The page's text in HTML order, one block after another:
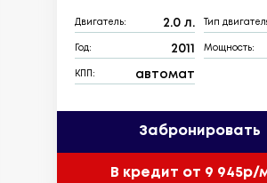
Двигатель: 2.0 л. Тип
Год: 2011 Мощность:
КПП: автомат
Забронировать
В кредит от 9 945р/